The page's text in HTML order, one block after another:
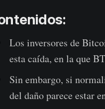
Los inversores de
esta caída, en la que
Sin embargo, si
del daño parece estar